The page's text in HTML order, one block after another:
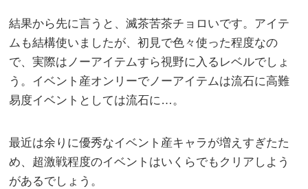
結果から先に言うと、滅茶苦茶チョロいです。アイテ
ムも結構使いましたが、初見で色々使った程度なの
で、実際はノーアイテムすら視野に入るレベルでしょ
う。イベント産オンリーでノーアイテムは流石に高難
易度イベントとしては流石に…。
最近は余りに優秀なイベント産キャラが増えすぎたた
め、超激戦程度のイベントはいくらでもクリアしよう
があるでしょう。